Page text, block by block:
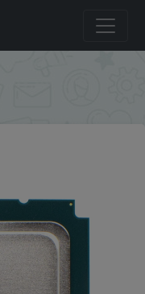
v2 2,7 ГГц 30M
2, 100%